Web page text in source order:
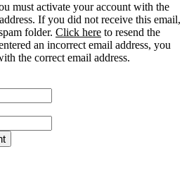
must activate your account with the
If you did not receive this email,
folder. Click here to resend the
an incorrect email address, you
the correct email address.